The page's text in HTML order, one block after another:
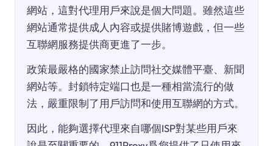
網站，這對代理用戶來說是個大問題。雖然這些
網站通常提供成人內容或提供賭博遊戲，但一些
互聯網服務提供商更進了一步。
政策最嚴格的國家禁止訪問社交媒體平臺、新聞
網站等。封鎖特定端口也是一種相當流行的做
法，嚴重限制了用戶訪問和使用互聯網的方式。
因此，能夠選擇代理來自哪個ISP對某些用戶來